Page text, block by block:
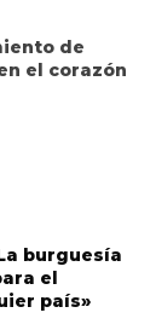
de
el corazón
burguesía
el
país»